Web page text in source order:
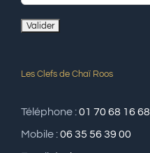
Les Clefs de Chaï Roos
Téléphone :01 70 68 16 68
Mobile :06 35 56 39 00